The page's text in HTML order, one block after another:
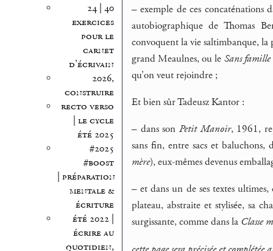
24 | 40
exercices
pour le
carnet
d’écrivain
2026,
construire
recto verso
| le cycle
été 2025
#2025
#boost
| préparation
mentale &
écriture
été 2022 |
écrire au
quotidien,
–exemple de ces concaténations
autobiographique de Thomas
convoquent la vie saltimbanque,
grand Meaulnes, ou le Sans famille
qu’on veut rejoindre ;
Et bien sûr Tadeusz Kantor :
–dans sonPetit Manoir, 1961,
sans fin, entre sacs et baluchons,
mère), eux-mêmes devenus
–et dans un de ses textes
plateau, abstraite et stylisée, sa
surgissante, comme dans la Classe